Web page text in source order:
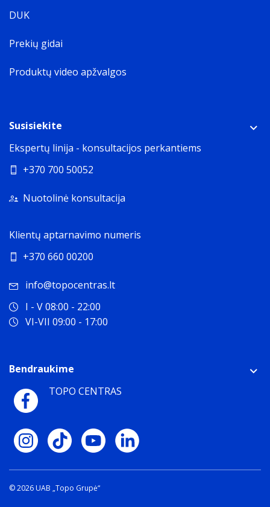
DUK
Prekių gidai
Produktų video apžvalgos
Susisiekite
Ekspertų linija - konsultacijos perkantiems
+370 700 50052
Nuotolinė konsultacija
Klientų aptarnavimo numeris
+370 660 00200
info@topocentras.lt
I - V 08:00 - 22:00
VI-VII 09:00 - 17:00
Bendraukime
TOPO CENTRAS
© 2026 UAB „Topo Grupė“